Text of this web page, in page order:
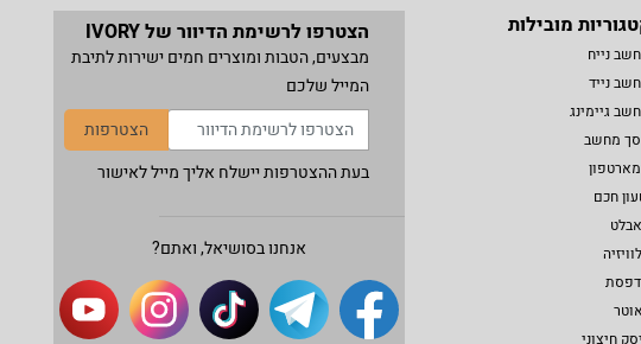
מובילות
נייח
נייד
גיימינג
מחשב
חכם
חיצוני
הצטרפו לרשימת הדיוור של IVORY
מבצעים, הטבות ומוצרים חמים ישירות לתיבת
המייל שלכם
הצטרפות
בעת ההצטרפות יישלח אליך מייל לאישור
אנחנו בסושיאל, ואתם?